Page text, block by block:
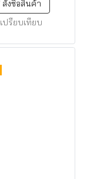
สั่งซื้อสินค้า
เปรียบเทียบ